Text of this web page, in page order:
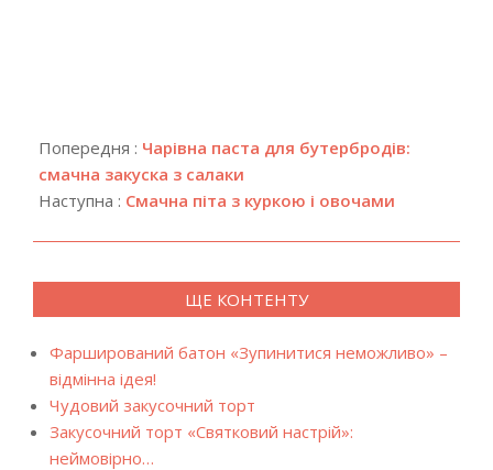
08-
03
Попередня : Чарівна паста для бутербродів:
смачна закуска з салаки
Наступна : Смачна піта з куркою і овочами
ЩЕ КОНТЕНТУ
Фарширований батон «Зупинитися неможливо» –
відмінна ідея!
Чудовий закусочний торт
Закусочний торт «Святковий настрій»:
неймовірно…